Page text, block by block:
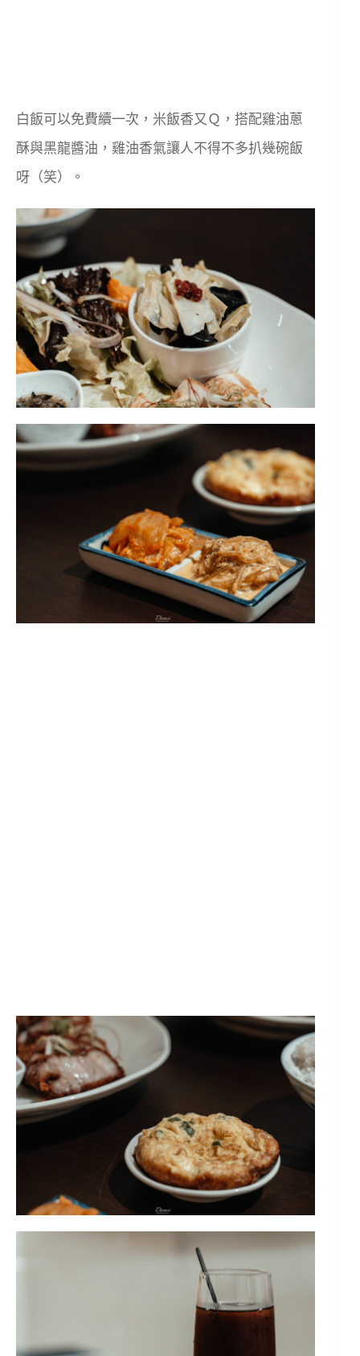
白飯可以免費續一次，米飯香又Ｑ，搭配雞油蔥
酥與黑龍醬油，雞油香氣讓人不得不多扒幾碗飯
呀（笑）。